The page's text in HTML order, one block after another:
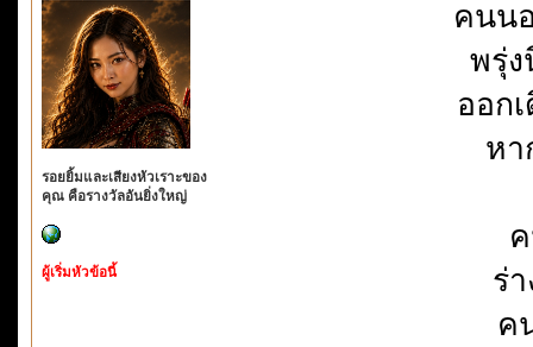
รอยยิ้มและเสียงหัวเราะของ
คุณ คือรางวัลอันยิ่งใหญ่
ผู้เริ่มหัวข้อนี้
คนน
พรุ่ง
ออก
หา
ร่
ค